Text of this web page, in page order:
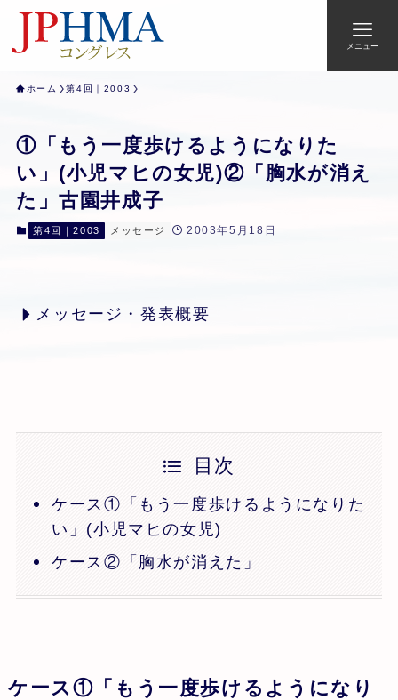
メニュー
ホーム 第4回｜2003
①「もう一度歩けるようになりた
い」(小児マヒの女児)②「胸水が消え
た」古園井成子
第4回｜2003 メッセージ 2003年5月18日
メッセージ・発表概要
目次
ケース①「もう一度歩けるようになりた
い」(小児マヒの女児)
ケース②「胸水が消えた」
ケース①「もう一度歩けるようになり